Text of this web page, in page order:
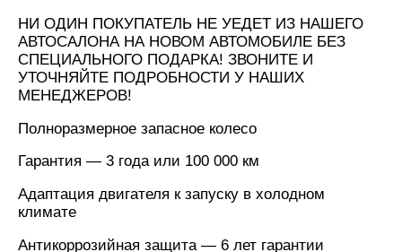
НИ ОДИН ПОКУПАТЕЛЬ НЕ УЕДЕТ ИЗ НАШЕГО
АВТОСАЛОНА НА НОВОМ АВТОМОБИЛЕ БЕЗ
СПЕЦИАЛЬНОГО ПОДАРКА! ЗВОНИТЕ И
УТОЧНЯЙТЕ ПОДРОБНОСТИ У НАШИХ
МЕНЕДЖЕРОВ!
Полноразмерное запасное колесо
Гарантия — 3 года или 100 000 км
Адаптация двигателя к запуску в холодном
климате
Антикоррозийная защита — 6 лет гарантии